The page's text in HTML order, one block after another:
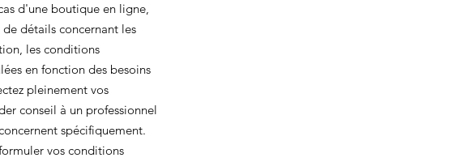
d'une boutique en ligne,
détails concernant les
les conditions
en fonction des besoins
pleinement vos
conseil à un professionnel
spécifiquement.
vos conditions